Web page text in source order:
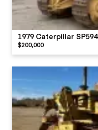
1979 Caterpillar SP594
$200,000